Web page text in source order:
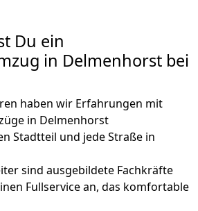
Du ein
in Delmenhorst bei
haben wir Erfahrungen mit
in Delmenhorst
Stadtteil und jede Straße in
sind ausgebildete Fachkräfte
Fullservice an, das komfortable